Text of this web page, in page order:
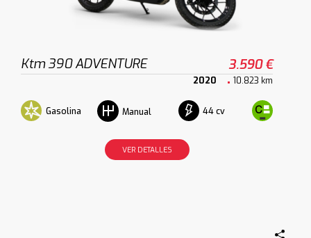
Ktm 390 ADVENTURE 3.590 €
2020 10.823 km
Gasolina Manual 44 cv
VER DETALLES